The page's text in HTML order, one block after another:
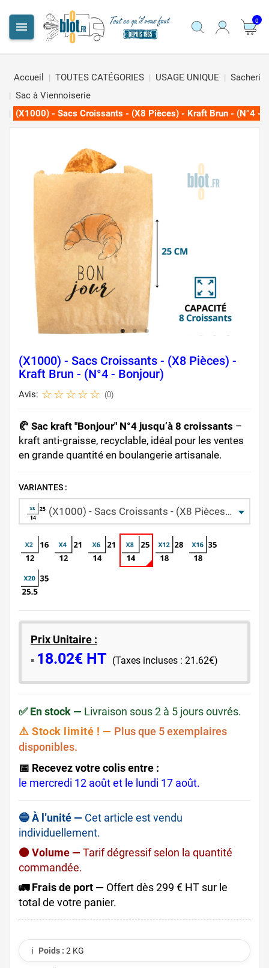
 0
Accueil TOUTES CATÉGORIES USAGE UNIQUE
Sacherie
Sac à Viennoiserie
(X1000) - Sacs Croissants - (X8 Pièces) - Kraft Brun - (N°4 -
(X1000) - Sacs Croissants - (X8 Pièces) -
Kraft Brun - (N°4 - Bonjour)
Avis: (0)
🥐 Sac kraft "Bonjour" N°4 jusqu’à 8 croissants –
kraft anti-graisse, recyclable, idéal pour les ventes
en grande quantité en boulangerie artisanale.
VARIANTES :
(X1000) - Sacs Croissants - (X8 Pièces) - Kraft Brun - (N°4 - Bonjour)
Prix Unitaire :
​▪️​ 18.02€ HT (Taxes incluses : 21.62€)
✅ En stock — Livraison sous 2 à 5 jours ouvrés.
⚠️ Stock limité ! — Plus que 5 exemplaires
disponibles.
📅 Recevez votre colis entre :
le mercredi 12 août et le lundi 17 août.
🔵 À l’unité — Cet article est vendu
individuellement.
🟠 Volume —Tarif dégressif selon la quantité
commandée.
🚛 Frais de port — Offert dès 299 € HT sur le
total de votre panier.
ℹ️ Poids : 2 KG